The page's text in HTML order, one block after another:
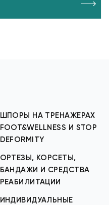
ШПОРЫ НА ТРЕНАЖЕРАХ
FOOT&WELLNESS И STOP
DEFORMITY
ОРТЕЗЫ, КОРСЕТЫ,
БАНДАЖИ И СРЕДСТВА
РЕАБИЛИТАЦИИ
ИНДИВИДУАЛЬНЫЕ